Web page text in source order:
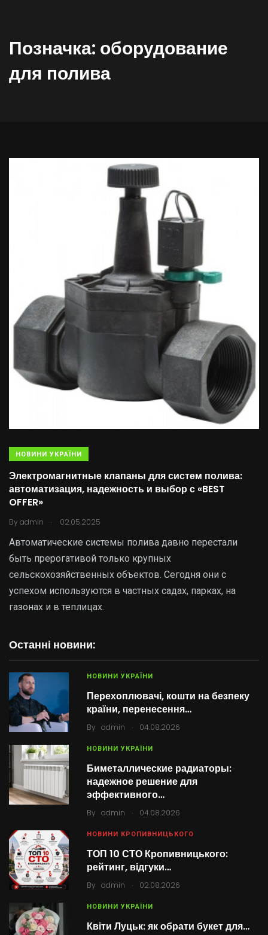
Позначка: оборудование
для полива
НОВИНИ УКРАЇНИ
Электромагнитные клапаны для систем полива:
автоматизация, надежность и выбор с «BEST
OFFER»
By admin . 02.05.2025
Автоматические системы полива давно перестали
быть прерогативой только крупных
сельскохозяйственных объектов. Сегодня они с
успехом используются в частных садах, парках, на
газонах и в теплицах.
Останні новини:
НОВИНИ УКРАЇНИ
Перехоплювачі, кошти на безпеку
країни, перенесення…
By admin . 04.08.2026
НОВИНИ УКРАЇНИ
Биметаллические радиаторы:
надежное решение для
эффективного…
By admin . 04.08.2026
НОВИНИ КРОПИВНИЦЬКОГО
ТОП 10 СТО Кропивницького:
рейтинг, відгуки…
By admin . 02.08.2026
НОВИНИ УКРАЇНИ
Квіти Луцьк: як обрати букет для…